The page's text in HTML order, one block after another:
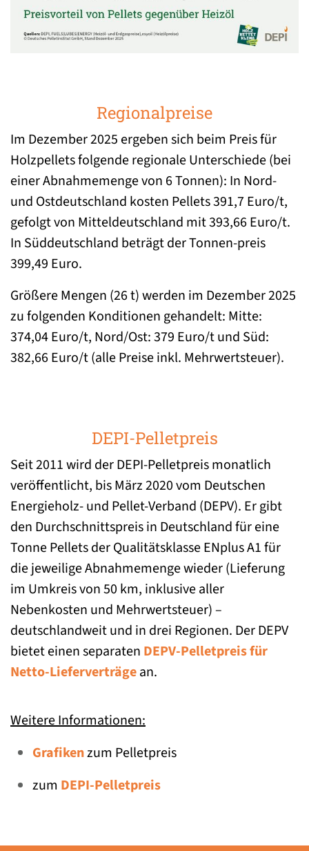
Regionalpreise
Im Dezember 2025 ergeben sich beim Preis für
Holzpellets folgende regionale Unterschiede (bei
einer Abnahmemenge von 6 Tonnen): In Nord-
und Ostdeutschland kosten Pellets 391,7 Euro/t,
gefolgt von Mitteldeutschland mit 393,66 Euro/t.
In Süddeutschland beträgt der Tonnen-preis
399,49 Euro.
Größere Mengen (26 t) werden im Dezember 2025
zu folgenden Konditionen gehandelt: Mitte:
374,04 Euro/t, Nord/Ost: 379 Euro/t und Süd:
382,66 Euro/t (alle Preise inkl. Mehrwertsteuer).
DEPI-Pelletpreis
Seit 2011 wird der DEPI-Pelletpreis monatlich
veröffentlicht, bis März 2020 vom Deutschen
Energieholz- und Pellet-Verband (DEPV). Er gibt
den Durchschnittspreis in Deutschland für eine
Tonne Pellets der Qualitätsklasse ENplus A1 für
die jeweilige Abnahmemenge wieder (Lieferung
im Umkreis von 50 km, inklusive aller
Nebenkosten und Mehrwertsteuer) –
deutschlandweit und in drei Regionen. Der DEPV
bietet einen separaten DEPV-Pelletpreis für
Netto-Lieferverträgean.
Weitere Informationen:
Grafikenzum Pelletpreis
zum DEPI-Pelletpreis